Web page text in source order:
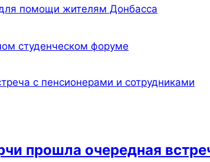
помощи жителям Донбасса
студенческом форуме
прошла очередная